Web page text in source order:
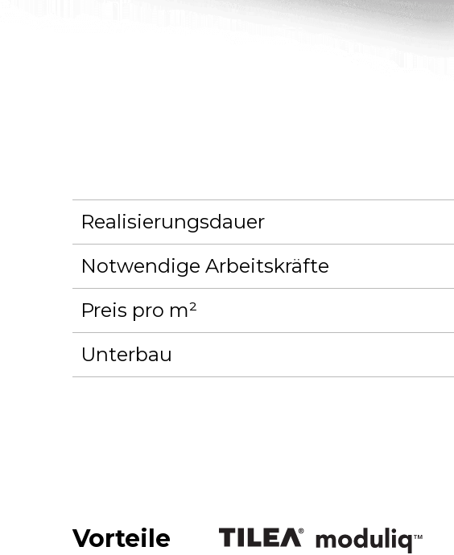
Realisierungsdauer
Notwendige Arbeitskräfte
Preis pro m²
Unterbau
Vorteile